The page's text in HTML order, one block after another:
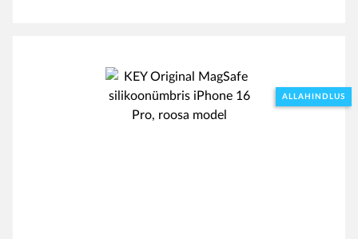
ALLAHINDLUS